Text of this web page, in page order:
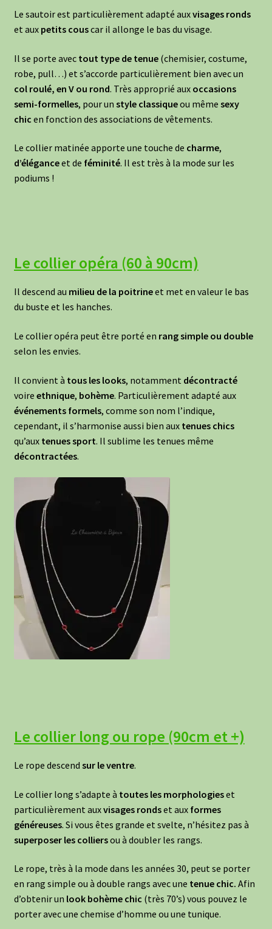
Le sautoir est particulièrement adapté auxvisages ronds
et aux petits couscar il allonge le bas du visage.
Il se porte avec tout type de tenue(chemisier, costume,
robe, pull…) et s’accorde particulièrement bien avec un
col roulé, en V ou rond. Très approprié aux occasions
semi-formelles, pour un style classiqueou même sexy
chic en fonction des associations de vêtements.
Le collier matinée apporte une touche de charme,
d’éléganceet de féminité. Il est très à la mode sur les
podiums !
Le collier opéra (60 à 90cm)
Il descend au milieu de la poitrineet met en valeur le bas
du buste et les hanches.
Le collier opéra peut être porté en rang simple ou double
selon les envies.
Il convient à tous les looks, notamment décontracté
voire ethnique, bohème. Particulièrement adapté aux
événements formels, comme son nom l’indique,
cependant, il s’harmonise aussi bien aux tenues chics
qu’aux tenues sport. Il sublime les tenues même
décontractées.
Le collier long ou rope (90cm et +)
Le rope descend sur le ventre.
Le collier long s’adapte à toutes les morphologieset
particulièrement auxvisages rondset aux formes
généreuses. Si vous êtes grande et svelte, n’hésitez pas à
superposer les colliersou à doubler les rangs.
Le rope, très à la mode dans les années 30, peut se porter
en rang simple ou à double rangs avec une tenue chic. Afin
d’obtenir un look bohème chic (très 70’s) vous pouvez le
porter avec une chemise d’homme ou une tunique.